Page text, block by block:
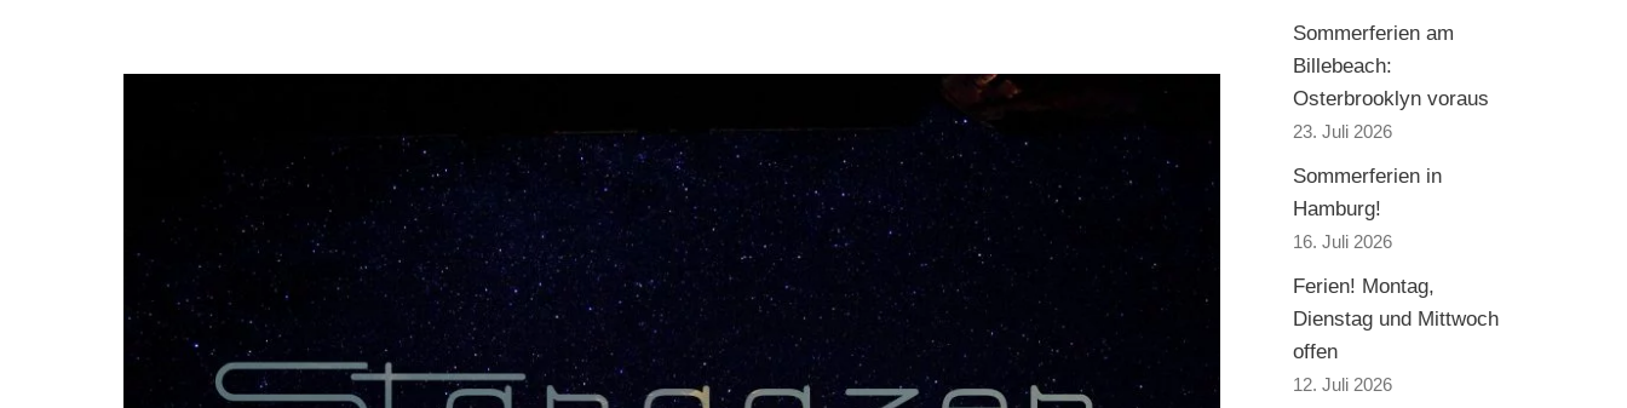
Sommerferien am
Billebeach:
Osterbrooklyn voraus
23. Juli 2026
Sommerferien in
Hamburg!
16. Juli 2026
Ferien! Montag,
Dienstag und Mittwoch
offen
12. Juli 2026